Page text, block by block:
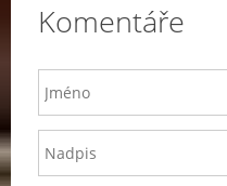
Komentáře